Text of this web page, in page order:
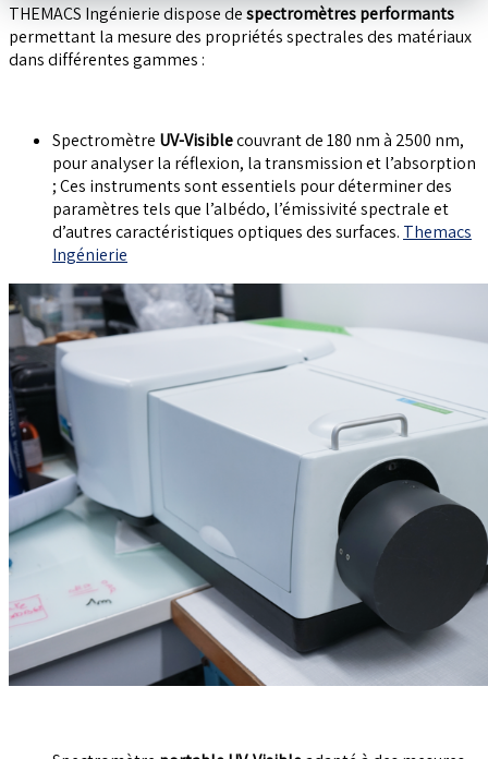
THEMACS Ingénierie dispose despectromètres performants
permettant la mesure des propriétés spectrales des matériaux
dans différentes gammes :
Spectromètre UV-Visiblecouvrant de 180 nm à 2500 nm,
pour analyser la réflexion, la transmission et l’absorption
; Ces instruments sont essentiels pour déterminer des
paramètres tels que l’albédo, l’émissivité spectrale et
d’autres caractéristiques optiques des surfaces. Themacs
Ingénierie